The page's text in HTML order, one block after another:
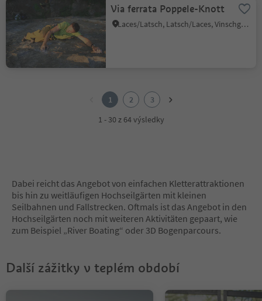
Via ferrata Poppele-Knott
Laces/Latsch, Latsch/Laces, Vinschgau/Val Venosta
1 2
3
1 - 30 z 64 výsledky
Dabei reicht das Angebot von einfachen Kletterattraktionen
bis hin zu weitläufigen Hochseilgärten mit kleinen
Seilbahnen und Fallstrecken. Oftmals ist das Angebot in den
Hochseilgärten noch mit weiteren Aktivitäten gepaart, wie
zum Beispiel „River Boating“ oder 3D Bogenparcours.
Další zážitky v teplém období